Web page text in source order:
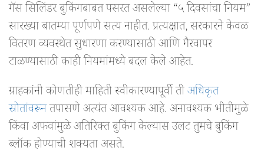
गॅस सिलिंडर बुकिंगबाबत पसरत असलेल्या “५ दिवसांचा नियम”
सारख्या बातम्या पूर्णपणे सत्य नाहीत. प्रत्यक्षात, सरकारने केवळ
वितरण व्यवस्थेत सुधारणा करण्यासाठी आणि गैरवापर
टाळण्यासाठी काही नियमांमध्ये बदल केले आहेत.
ग्राहकांनी कोणतीही माहिती स्वीकारण्यापूर्वी तीअधिकृत
स्रोतांवरूनतपासणे अत्यंत आवश्यक आहे. अनावश्यक भीतीमुळे
किंवा अफवांमुळे अतिरिक्त बुकिंग केल्यास उलट तुमचे बुकिंग
ब्लॉक होण्याची शक्यता असते.